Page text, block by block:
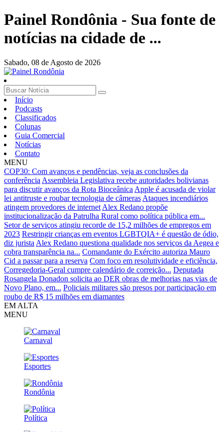
Painel Rondônia - Sua fonte de
notícias na cidade de ...
Sabado, 08 de Agosto de 2026
Início
Podcasts
Classificados
Colunas
Guia Comercial
Notícias
Contato
MENU
COP30: Com avanços e pendências, veja as conclusões da
conferência Assembleia Legislativa recebe autoridades bolivianas
para discutir avanços da Rota Bioceânica Apple é acusada de violar
lei antitruste e roubar tecnologia de câmeras Ataques incendiários
atingem provedores de internet Alex Redano propõe
institucionalização da Patrulha Rural como política pública em...
Setor de serviços atingiu recorde de 15,2 milhões de empregos em
2023 Restringir crianças em eventos LGBTQIA+ é questão de ódio,
diz jurista Alex Redano questiona qualidade nos serviços da Aegea e
cobra transparência na... Comandante do Exército autoriza Mauro
Cid a passar para a reserva Com foco em resolutividade e eficiência,
Corregedoria-Geral cumpre calendário de correição... Deputada
Rosangela Donadon solicita ao DER obras de melhorias nas vias de
Novo Plano, em... Policiais militares são presos por participação em
roubo de R$ 15 milhões em diamantes
EM ALTA
MENU
Carnaval
Esportes
Rondônia
Política